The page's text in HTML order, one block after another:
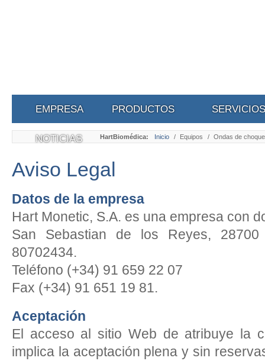
EMPRESA PRODUCTOS SERVICIOS
NOTICIAS HartBiomédica: Inicio / Equipos / Ondas de
Aviso Legal
Datos de la empresa
Hart Monetic, S.A. es una empresa con
San Sebastian de los Reyes,
80702434.
Teléfono (+34) 91 659 22 07
Fax (+34) 91 651 19 81.
Aceptación
El acceso al sitio Web de atribuye la
implica la aceptación plena y sin